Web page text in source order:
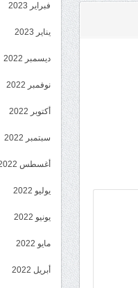
فبراير 2023
يناير 2023
ديسمبر 2022
نوفمبر 2022
أكتوبر 2022
سبتمبر 2022
أغسطس 2022
يوليو 2022
يونيو 2022
مايو 2022
أبريل 2022